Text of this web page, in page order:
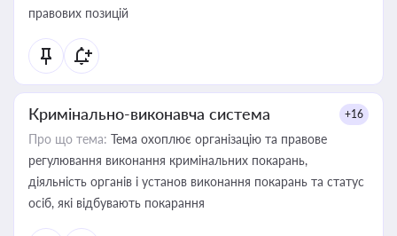
правових позицій
Кримінально-виконавча система +16
Про що тема: Тема охоплює організацію та правове
регулювання виконання кримінальних покарань,
діяльність органів і установ виконання покарань та статус
осіб, які відбувають покарання